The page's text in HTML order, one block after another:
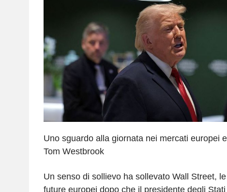
Uno sguardo alla giornata nei mercati europei
Tom Westbrook
Un senso di sollievo ha sollevato Wall Street,
future europei dopo che il presidente degli